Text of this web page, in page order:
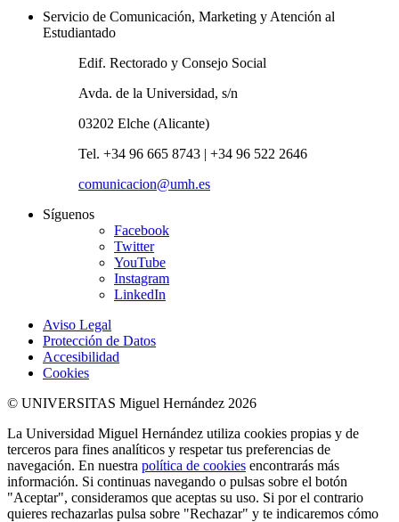
Servicio de Comunicación, Marketing y Atención al
Estudiantado
Edif. Rectorado y Consejo Social
Avda. de la Universidad, s/n
03202 Elche (Alicante)
Tel. +34 96 665 8743 | +34 96 522 2646
comunicacion@umh.es
Síguenos
Facebook
Twitter
YouTube
Instagram
LinkedIn
Aviso Legal
Protección de Datos
Accesibilidad
Cookies
© UNIVERSITAS Miguel Hernández 2026
La Universidad Miguel Hernández utiliza cookies propias y de
terceros para fines analíticos y respetar tus preferencias de
navegación. En nuestra política de cookies encontrarás más
información. Si continuas navegando o pulsas sobre el botón
"Aceptar", consideramos que aceptas su uso. Si por el contrario
quieres rechazarlas pulsa sobre "Rechazar" y te indicaremos cómo